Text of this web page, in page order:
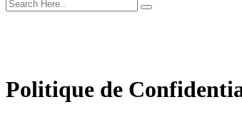
Politique de